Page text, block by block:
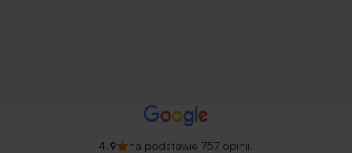
4.9
na podstawie 757 opinii.